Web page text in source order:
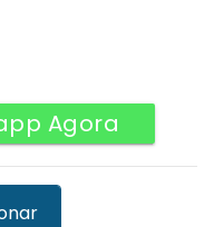
Agora